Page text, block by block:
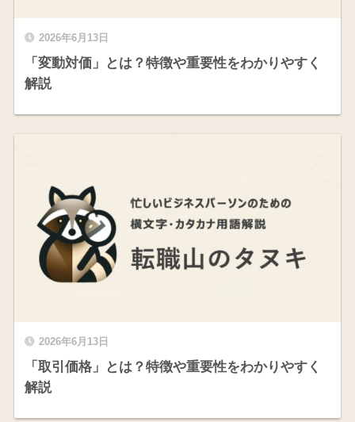
2026年6月13日
「変動対価」とは？特徴や重要性をわかりやすく
解説
2026年6月13日
「取引価格」とは？特徴や重要性をわかりやすく
解説